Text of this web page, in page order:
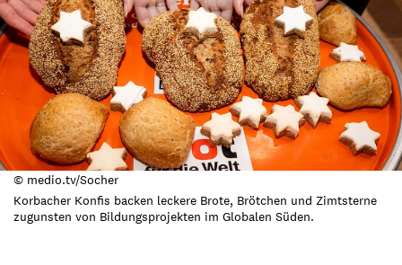
© medio.tv/Socher
Korbacher Konfis backen leckere Brote, Brötchen und Zimtsterne
zugunsten von Bildungsprojekten im Globalen Süden.